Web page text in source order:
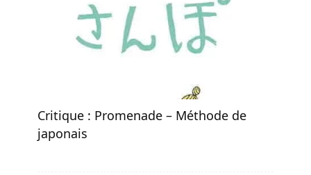
Critique : Promenade – Méthode de
japonais